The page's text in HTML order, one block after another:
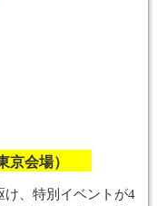
京会場）
け、特別イベントが4